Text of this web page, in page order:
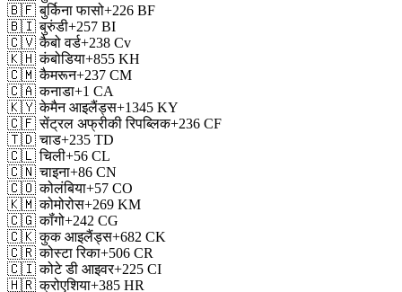
🇧🇫 बुर्किना फासो+226 BF
🇧🇮 बुरुंडी+257 BI
🇨🇻 कैबो वर्ड+238 Cv
🇰🇭 कंबोडिया+855 KH
🇨🇲 कैमरून+237 CM
🇨🇦 कनाडा+1 CA
🇰🇾 केमैन आइलैंड्स+1345 KY
🇨🇫 सेंट्रल अफ्रीकी रिपब्लिक+236 CF
🇹🇩 चाड+235 TD
🇨🇱 चिली+56 CL
🇨🇳 चाइना+86 CN
🇨🇴 कोलंबिया+57 CO
🇰🇲 कोमोरोस+269 KM
🇨🇬 कॉंगो+242 CG
🇨🇰 कुक आइलैंड्स+682 CK
🇨🇷 कोस्टा रिका+506 CR
🇨🇮 कोटे डी आइवर+225 CI
🇭🇷 क्रोएशिया+385 HR